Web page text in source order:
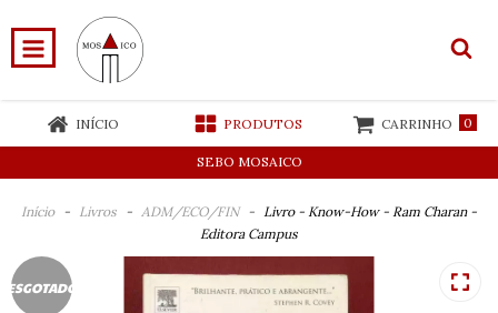
INÍCIO PRODUTOS CARRINHO 0
SEBO MOSAICO
Início - Livros - ADM/ECO/FIN - Livro - Know-How - Ram Charan -
Editora Campus
ESGOTADO